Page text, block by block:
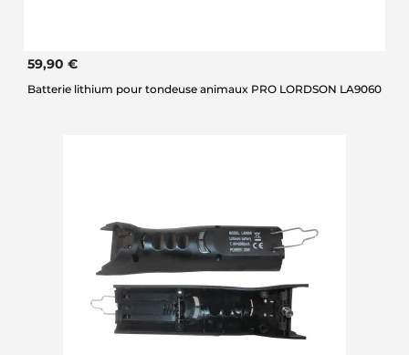
59,90 €
Batterie lithium pour tondeuse animaux PRO LORDSON LA9060